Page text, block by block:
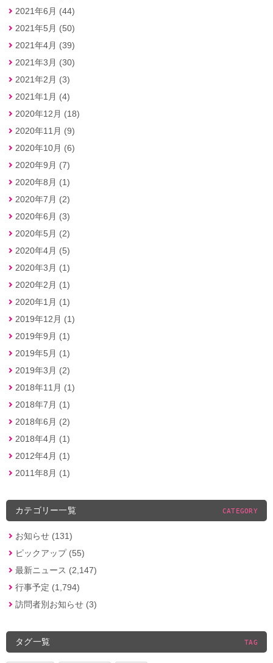
2021年6月 (44)
2021年5月 (50)
2021年4月 (39)
2021年3月 (30)
2021年2月 (3)
2021年1月 (4)
2020年12月 (18)
2020年11月 (9)
2020年10月 (6)
2020年9月 (7)
2020年8月 (1)
2020年7月 (2)
2020年6月 (3)
2020年5月 (2)
2020年4月 (5)
2020年3月 (1)
2020年2月 (1)
2020年1月 (1)
2019年12月 (1)
2019年9月 (1)
2019年5月 (1)
2019年3月 (2)
2018年11月 (1)
2018年7月 (1)
2018年6月 (2)
2018年4月 (1)
2012年4月 (1)
2011年8月 (1)
カテゴリー一覧 CATEGORY
お知らせ (131)
ピックアップ (55)
最新ニュース (2,147)
行事予定 (1,794)
訪問者別お知らせ (3)
タグ一覧 TAG